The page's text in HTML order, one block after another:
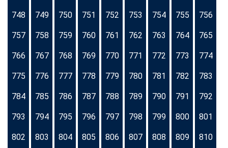
748 749 750 751 752 753 754 755 756
757 758 759 760 761 762 763 764 765
766 767 768 769 770 771 772 773 774
775 776 777 778 779 780 781 782 783
784 785 786 787 788 789 790 791 792
793 794 795 796 797 798 799 800 801
802 803 804 805 806 807 808 809 810